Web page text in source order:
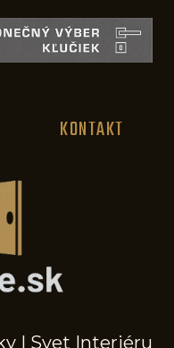
KONTAKT
| Svet Interiéru